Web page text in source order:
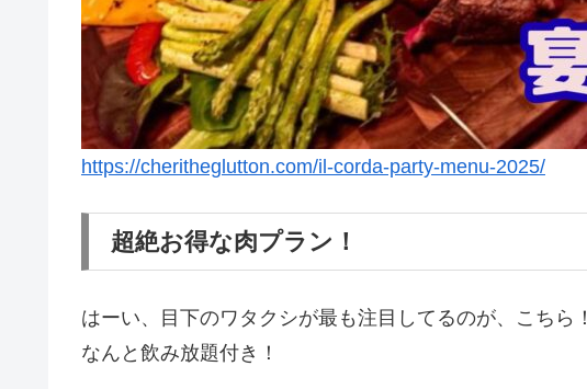
https://cheritheglutton.com/il-corda-party-menu-2025/
超絶お得な肉プラン！
はーい、目下のワタクシが最も注目してるのが、こちら！
なんと飲み放題付き！